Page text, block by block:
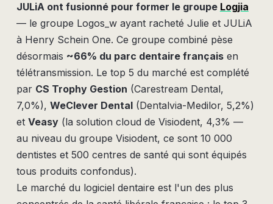
JULiA ont fusionné pour former le groupe Logjia
— le groupe Logos_w ayant racheté Julie et JULiA
à Henry Schein One. Ce groupe combiné pèse
désormais ~66% du parc dentaire françaisen
télétransmission. Le top 5 du marché est complété
par CS Trophy Gestion (Carestream Dental,
7,0%), WeClever Dental(Dentalvia-Medilor, 5,2%)
et Veasy(la solution cloud de Visiodent, 4,3% —
au niveau du groupe Visiodent, ce sont 10 000
dentistes et 500 centres de santé qui sont équipés
tous produits confondus).
Le marché du logiciel dentaire est l'un des plus